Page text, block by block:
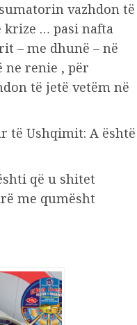
vazhdon të
krize … pasi nafta
– me dhunë – në
ne renie , për
të jetë vetëm në
të Ushqimit: A është
që u shitet
me qumësht